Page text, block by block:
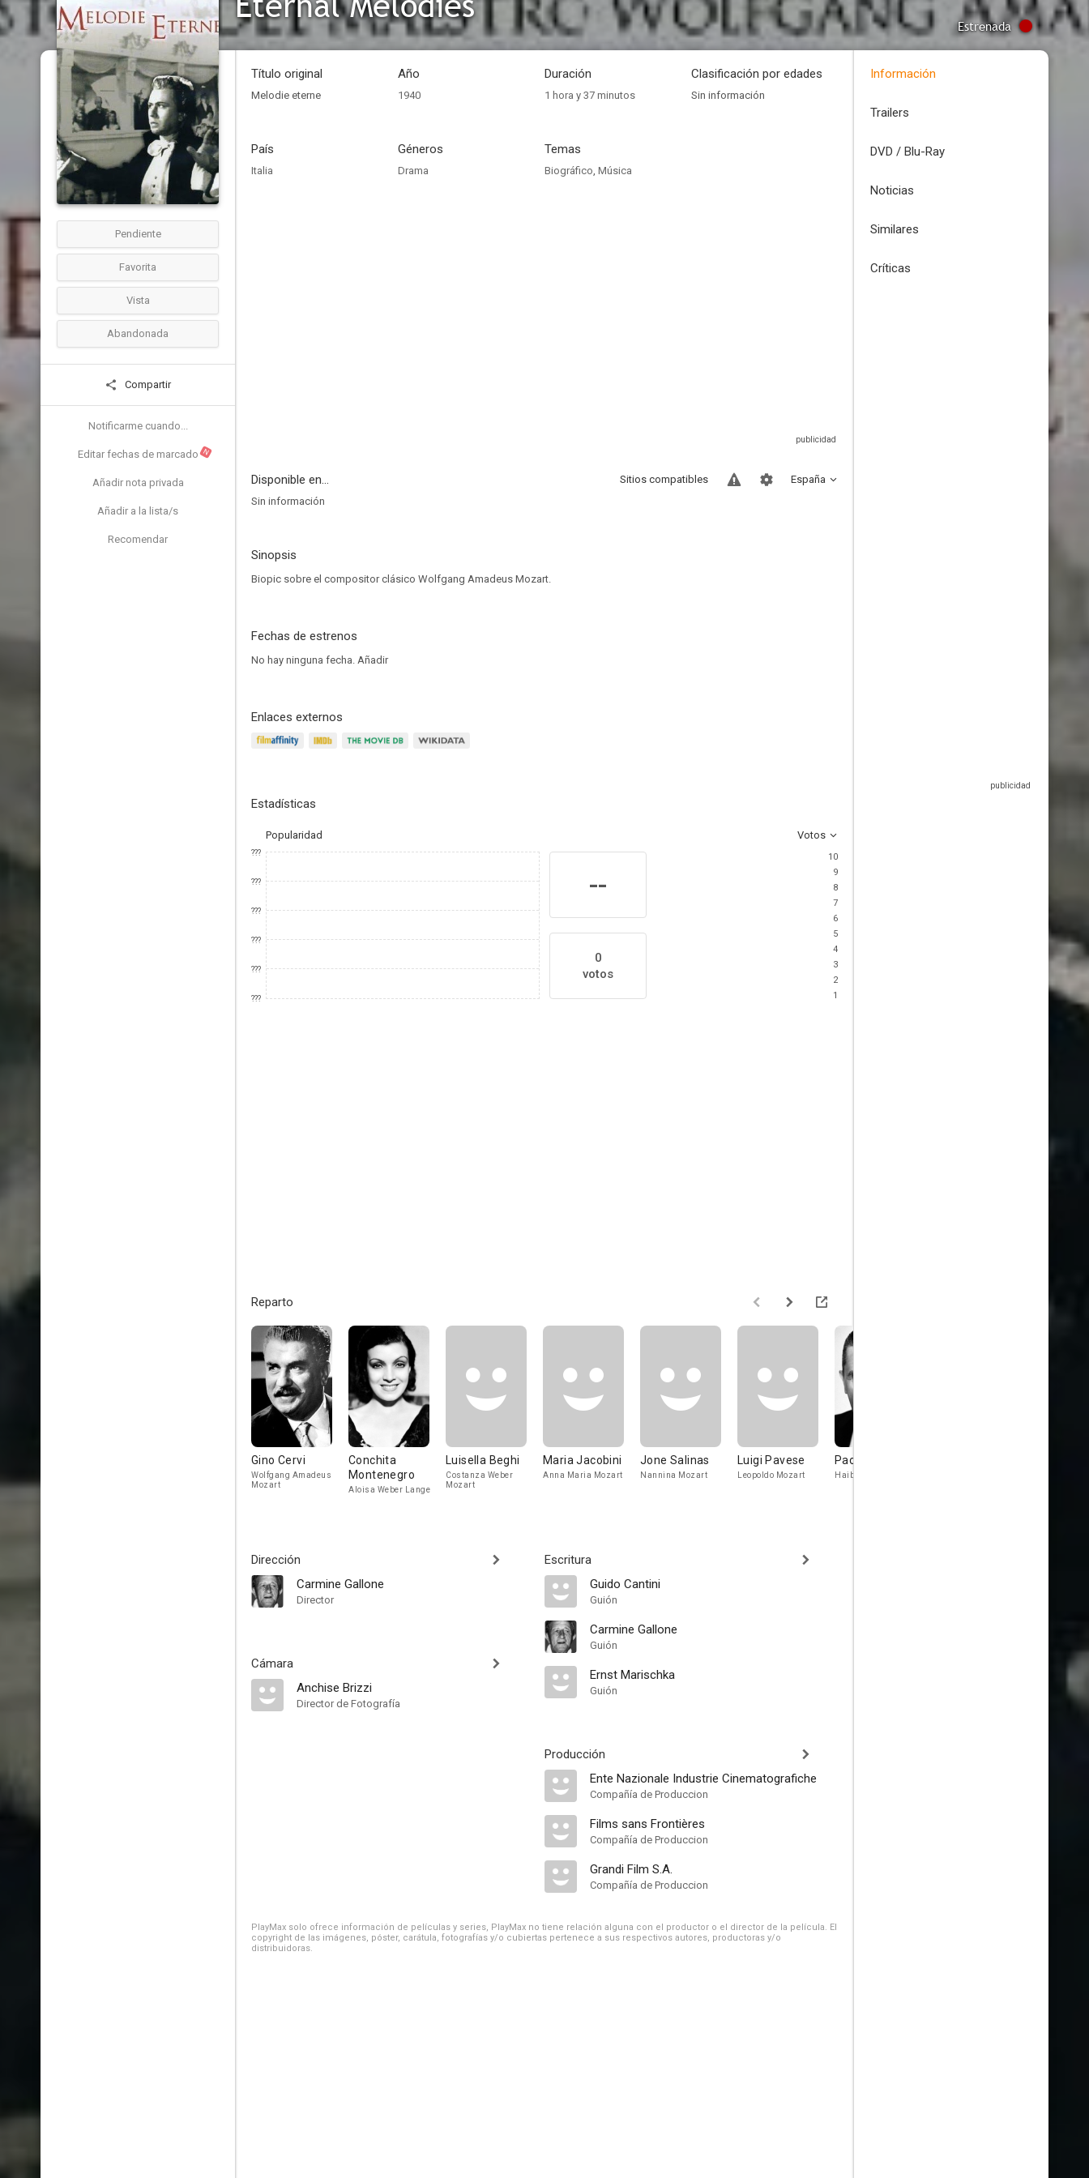
Estrenada
Pendiente
Favorita
Vista
Abandonada
Compartir
Notificarme cuando...
Editar fechas de marcado N
Añadir nota privada
Añadir a la lista/s
Recomendar
Título original
Melodie eterne
Año
1940
Duración
1 hora y 37 minutos
Clasificación por edades
Sin información
País
Italia
Géneros
Drama
Temas
Biográfico, Música
Disponible en... España
Sitios compatibles
Sin información
Sinopsis
Biopic sobre el compositor clásico Wolfgang Amadeus Mozart.
Fechas de estrenos
No hay ninguna fecha. Añadir
Enlaces externos
Estadísticas
Popularidad Votos
???
???
???
???
???
???
--
0
votos
10
9
8
7
6
5
4
3
2
1
Reparto
Gino Cervi
Wolfgang Amadeus
Mozart
Conchita
Montenegro
Aloisa Weber Lange
Luisella Beghi
Costanza Weber
Mozart
Maria Jacobini
Anna Maria Mozart
Jone Salinas
Nannina Mozart
Luigi Pavese
Leopoldo Mozart
Paolo Stoppa
Haibl
Dirección
Carmine Gallone
Director
Cámara
Anchise Brizzi
Director de Fotografía
Escritura
Guido Cantini
Guión
Carmine Gallone
Guión
Ernst Marischka
Guión
Producción
Ente Nazionale Industrie Cinematografiche
Compañía de Produccion
Films sans Frontières
Compañía de Produccion
Grandi Film S.A.
Compañía de Produccion
PlayMax solo ofrece información de películas y series, PlayMax no tiene relación alguna con el productor o el director de la película. El
copyright de las imágenes, póster, carátula, fotografías y/o cubiertas pertenece a sus respectivos autores, productoras y/o
distribuidoras.
Información
Trailers
DVD / Blu-Ray
Noticias
Similares
Críticas